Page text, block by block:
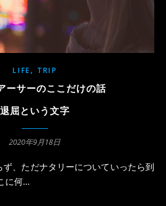
LIFE , TRIP
ーサーのここだけの話
退屈という文字
2020年9月18日
に何…